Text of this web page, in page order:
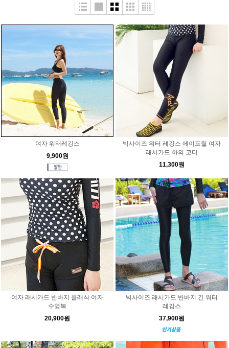
여자 워터레깅스
9,900원
빅사이즈 워터 레깅스 에이프릴 여자
래시가드 하의 코디
11,300원
여자 래시가드 반바지 클래식 여자
수영복
20,900원
빅사이즈 래시가드 반바지 긴 워터
레깅스
37,900원